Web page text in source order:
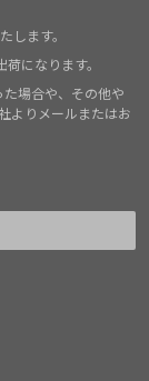
します。
になります。
場合や、その他や
よりメールまたはお